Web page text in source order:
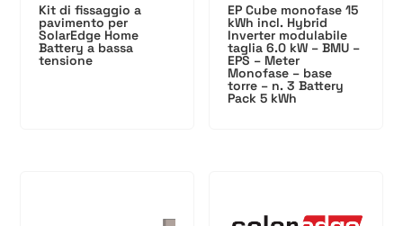
Kit di fissaggio a
pavimento per
SolarEdge Home
Battery a bassa
tensione
EP Cube monofase 15
kWh incl. Hybrid
Inverter modulabile
taglia 6.0 kW – BMU –
EPS – Meter
Monofase – base
torre – n. 3 Battery
Pack 5 kWh